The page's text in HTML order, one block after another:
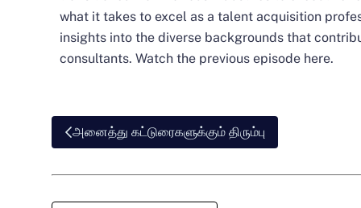
what it takes to excel as a talent acquisition
insights into the diverse backgrounds that
consultants. Watch the previous episode here.
அனைத்து கட்டுரைகளுக்கும் திரும்பு